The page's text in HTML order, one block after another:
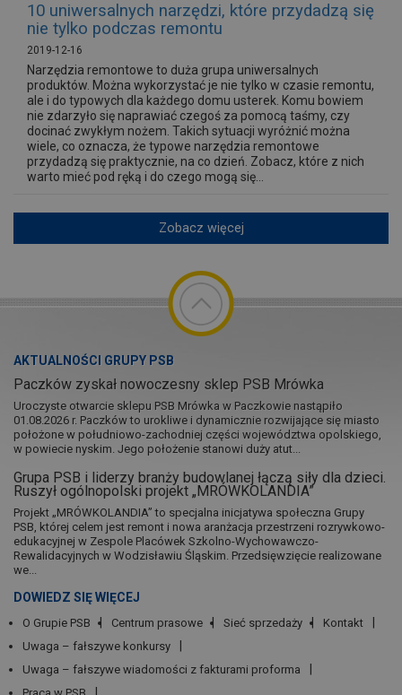
10 uniwersalnych narzędzi, które przydadzą się
nie tylko podczas remontu
2019-12-16
Narzędzia remontowe to duża grupa uniwersalnych
produktów. Można wykorzystać je nie tylko w czasie remontu,
ale i do typowych dla każdego domu usterek. Komu bowiem
nie zdarzyło się naprawiać czegoś za pomocą taśmy, czy
docinać zwykłym nożem. Takich sytuacji wyróżnić można
wiele, co oznacza, że typowe narzędzia remontowe
przydadzą się praktycznie, na co dzień. Zobacz, które z nich
warto mieć pod ręką i do czego mogą się...
Zobacz więcej
AKTUALNOŚCI GRUPY PSB
Paczków zyskał nowoczesny sklep PSB Mrówka
Uroczyste otwarcie sklepu PSB Mrówka w Paczkowie nastąpiło
01.08.2026 r. Paczków to urokliwe i dynamicznie rozwijające się miasto
położone w południowo-zachodniej części województwa opolskiego,
w powiecie nyskim. Jego położenie stanowi duży atut...
Grupa PSB i liderzy branży budowlanej łączą siły dla dzieci.
Ruszył ogólnopolski projekt „MRÓWKOLANDIA”
Projekt „MRÓWKOLANDIA” to specjalna inicjatywa społeczna Grupy
PSB, której celem jest remont i nowa aranżacja przestrzeni rozrywkowo-
edukacyjnej w Zespole Placówek Szkolno-Wychowawczo-
Rewalidacyjnych w Wodzisławiu Śląskim. Przedsięwzięcie realizowane
we...
DOWIEDZ SIĘ WIĘCEJ
O Grupie PSB Centrum prasowe Sieć sprzedaży
Kontakt
Uwaga – fałszywe konkursy
Uwaga – fałszywe wiadomości z fakturami proforma